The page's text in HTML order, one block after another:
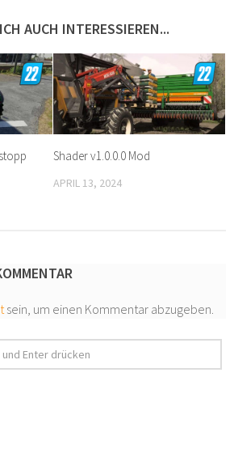
AUCH INTERESSIEREN...
Shader v1.0.0.0 Mod
APRIL 13, 2024
sein, um einen Kommentar abzugeben.